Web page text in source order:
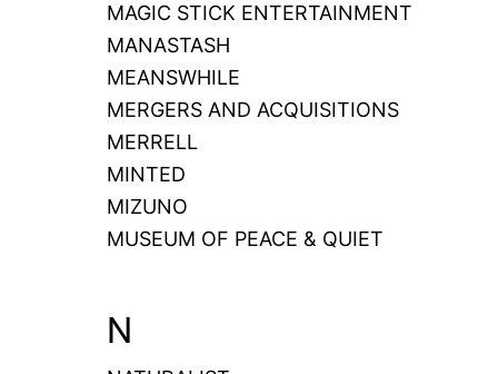
MAGIC STICK ENTERTAINMENT
MANASTASH
MEANSWHILE
MERGERS AND ACQUISITIONS
MERRELL
MINTED
MIZUNO
MUSEUM OF PEACE & QUIET
N